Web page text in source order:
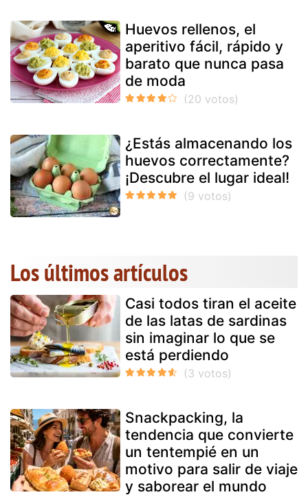
Huevos rellenos, el
aperitivo fácil, rápido y
barato que nunca pasa
de moda
¿Estás almacenando los
huevos correctamente?
¡Descubre el lugar ideal!
Los últimos artículos
Casi todos tiran el aceite
de las latas de sardinas
sin imaginar lo que se
está perdiendo
Snackpacking, la
tendencia que convierte
un tentempié en un
motivo para salir de viaje
y saborear el mundo